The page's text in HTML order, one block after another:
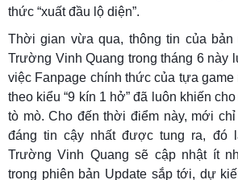
thức “xuất đầu lộ diện”.
Thời gian vừa qua, thông tin của bản
Trường Vinh Quang trong tháng 6 này
việc Fanpage chính thức của tựa game
theo kiểu “9 kín 1 hở” đã luôn khiến
tò mò. Cho đến thời điểm này, mới
đáng tin cậy nhất được tung ra, đó
Trường Vinh Quang sẽ cập nhật ít
trong phiên bản Update sắp tới, dự